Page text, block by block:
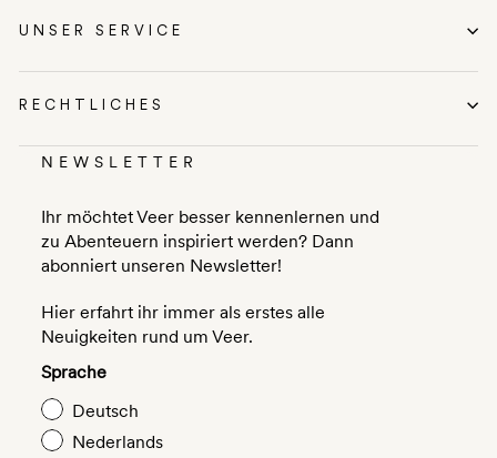
UNSER SERVICE
RECHTLICHES
NEWSLETTER
Ihr möchtet Veer besser kennenlernen und
zu Abenteuern inspiriert werden? Dann
abonniert unseren Newsletter!
Hier erfahrt ihr immer als erstes alle
Neuigkeiten rund um Veer.
Sprache
Deutsch
Nederlands